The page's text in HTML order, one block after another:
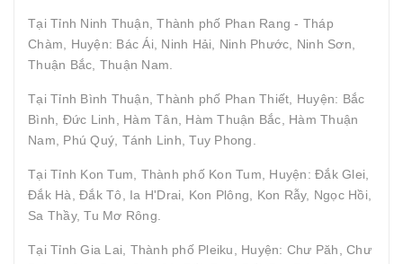
Tại Tỉnh Ninh Thuận, Thành phố Phan Rang - Tháp
Chàm, Huyện: Bác Ái, Ninh Hải, Ninh Phước, Ninh Sơn,
Thuận Bắc, Thuận Nam.
Tại Tỉnh Bình Thuận, Thành phố Phan Thiết, Huyện: Bắc
Bình, Đức Linh, Hàm Tân, Hàm Thuận Bắc, Hàm Thuận
Nam, Phú Quý, Tánh Linh, Tuy Phong.
Tại Tỉnh Kon Tum, Thành phố Kon Tum, Huyện: Đắk Glei,
Đắk Hà, Đắk Tô, Ia H'Drai, Kon Plông, Kon Rẫy, Ngọc Hồi,
Sa Thầy, Tu Mơ Rông.
Tại Tỉnh Gia Lai, Thành phố Pleiku, Huyện: Chư Păh, Chư